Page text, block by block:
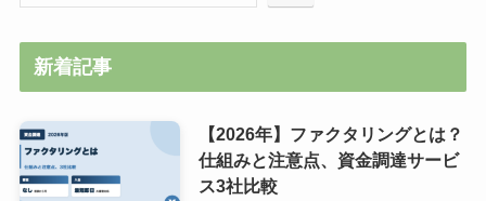
新着記事
【2026年】ファクタリングとは？
仕組みと注意点、資金調達サービ
ス3社比較